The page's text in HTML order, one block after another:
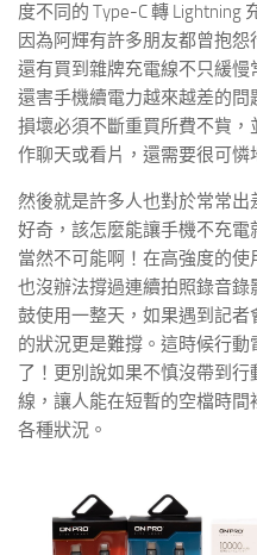
度不同的 Type-C 轉 Lightning
因為阿輝有許多朋友都曾抱怨
還有買到雜牌充電線不只緩
還害手機續電力越來越差的
損壞必須不斷重買所費不貲
作聊天或看片，還需要很可憐
然後就是許多人也對於常常出
好奇，該怎麼能讓手機不充電
當然不可能啊！在高強度的使
也沒辦法撐過連續拍照錄音
鼓使用一整天，如果遇到記
的狀況更是難撐。這時候行
了！更別說如果不慎沒帶到
線，讓人能在短暫的空檔時
各種狀況。